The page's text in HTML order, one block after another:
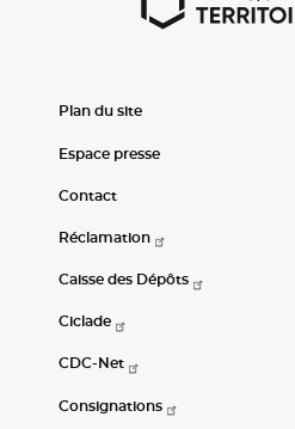
Plan du site
Espace presse
Contact
Réclamation
Caisse des Dépôts
Ciclade
CDC-Net
Consignations